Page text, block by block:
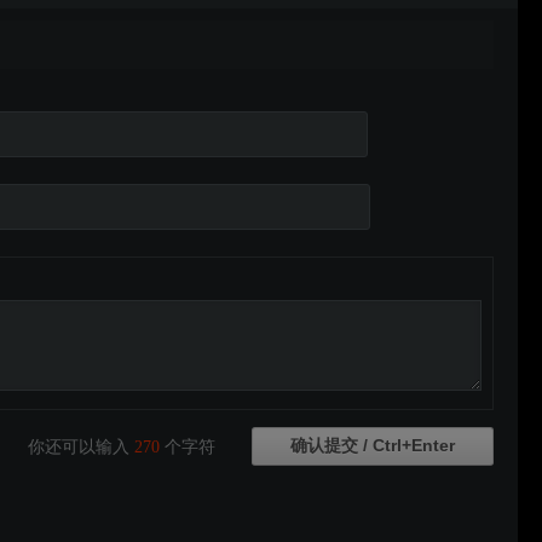
你还可以输入 270 个字符